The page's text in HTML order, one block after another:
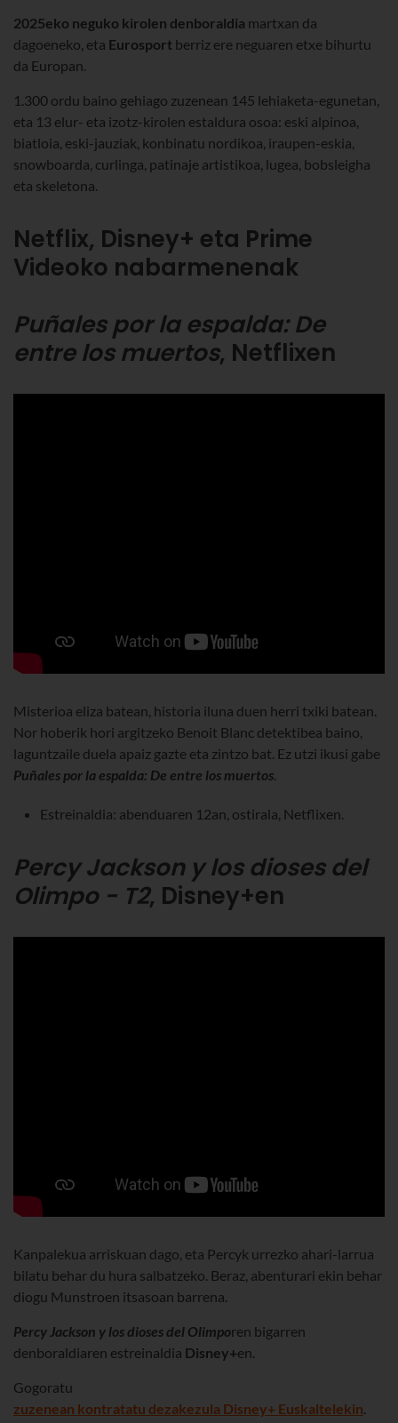
2025eko neguko kirolen denboraldia martxan da
dagoeneko, eta Eurosport berriz ere neguaren etxe bihurtu
da Europan.
1.300 ordu baino gehiago zuzenean 145 lehiaketa-egunetan,
eta 13 elur- eta izotz-kirolen estaldura osoa: eski alpinoa,
biatloia, eski-jauziak, konbinatu nordikoa, iraupen-eskia,
snowboarda, curlinga, patinaje artistikoa, lugea, bobsleigha
eta skeletona.
Netflix, Disney+ eta Prime
Videoko nabarmenenak
Puñales por la espalda: De
entre los muertos, Netflixen
Misterioa eliza batean, historia iluna duen herri txiki batean.
Nor hoberik hori argitzeko Benoit Blanc detektibea baino,
laguntzaile duela apaiz gazte eta zintzo bat. Ez utzi ikusi gabe
Puñales por la espalda: De entre los muertos
Estreinaldia: abenduaren 12an, ostirala, Netflixen.
Percy Jackson y los dioses del
Olimpo - T2, Disney+en
Kanpalekua arriskuan dago, eta Percyk urrezko ahari-larrua
bilatu behar du hura salbatzeko. Beraz, abenturari ekin behar
diogu Munstroen itsasoan barrena.
Percy Jackson y los dioses del Olimporen bigarren
denboraldiaren estreinaldia Disney+en.
Gogoratu
zuzenean kontratatu dezakezula Disney+ Euskaltelekin